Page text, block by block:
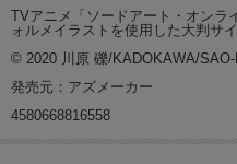
TVアニメ「ソードアート・オンラ
ォルメイラストを使用した大判サ
© 2020 川原 礫/KADOKAWA/
発売元：アズメーカー
4580668816558